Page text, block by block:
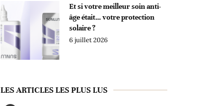
Et si votre meilleur soin anti-
âge était… votre protection
solaire ?
6 juillet 2026
LES ARTICLES LES PLUS LUS